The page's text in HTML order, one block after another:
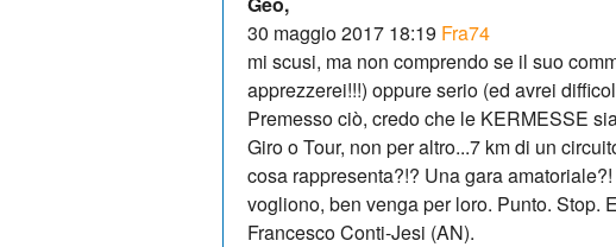
30 maggio 2017 18:19 Fra74
mi scusi, ma non comprendo se il suo
apprezzerei!!!) oppure serio (ed avrei
Premesso ciò, credo che le KERMESSE
Giro o Tour, non per altro...7 km di un
cosa rappresenta?!? Una gara
vogliono, ben venga per loro. Punto. Stop.
Francesco Conti-Jesi (AN).